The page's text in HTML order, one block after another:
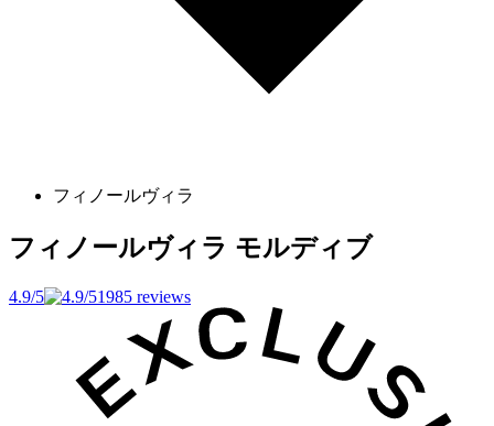
フィノールヴィラ
フィノールヴィラ モルディブ
4.9/5 1985 reviews